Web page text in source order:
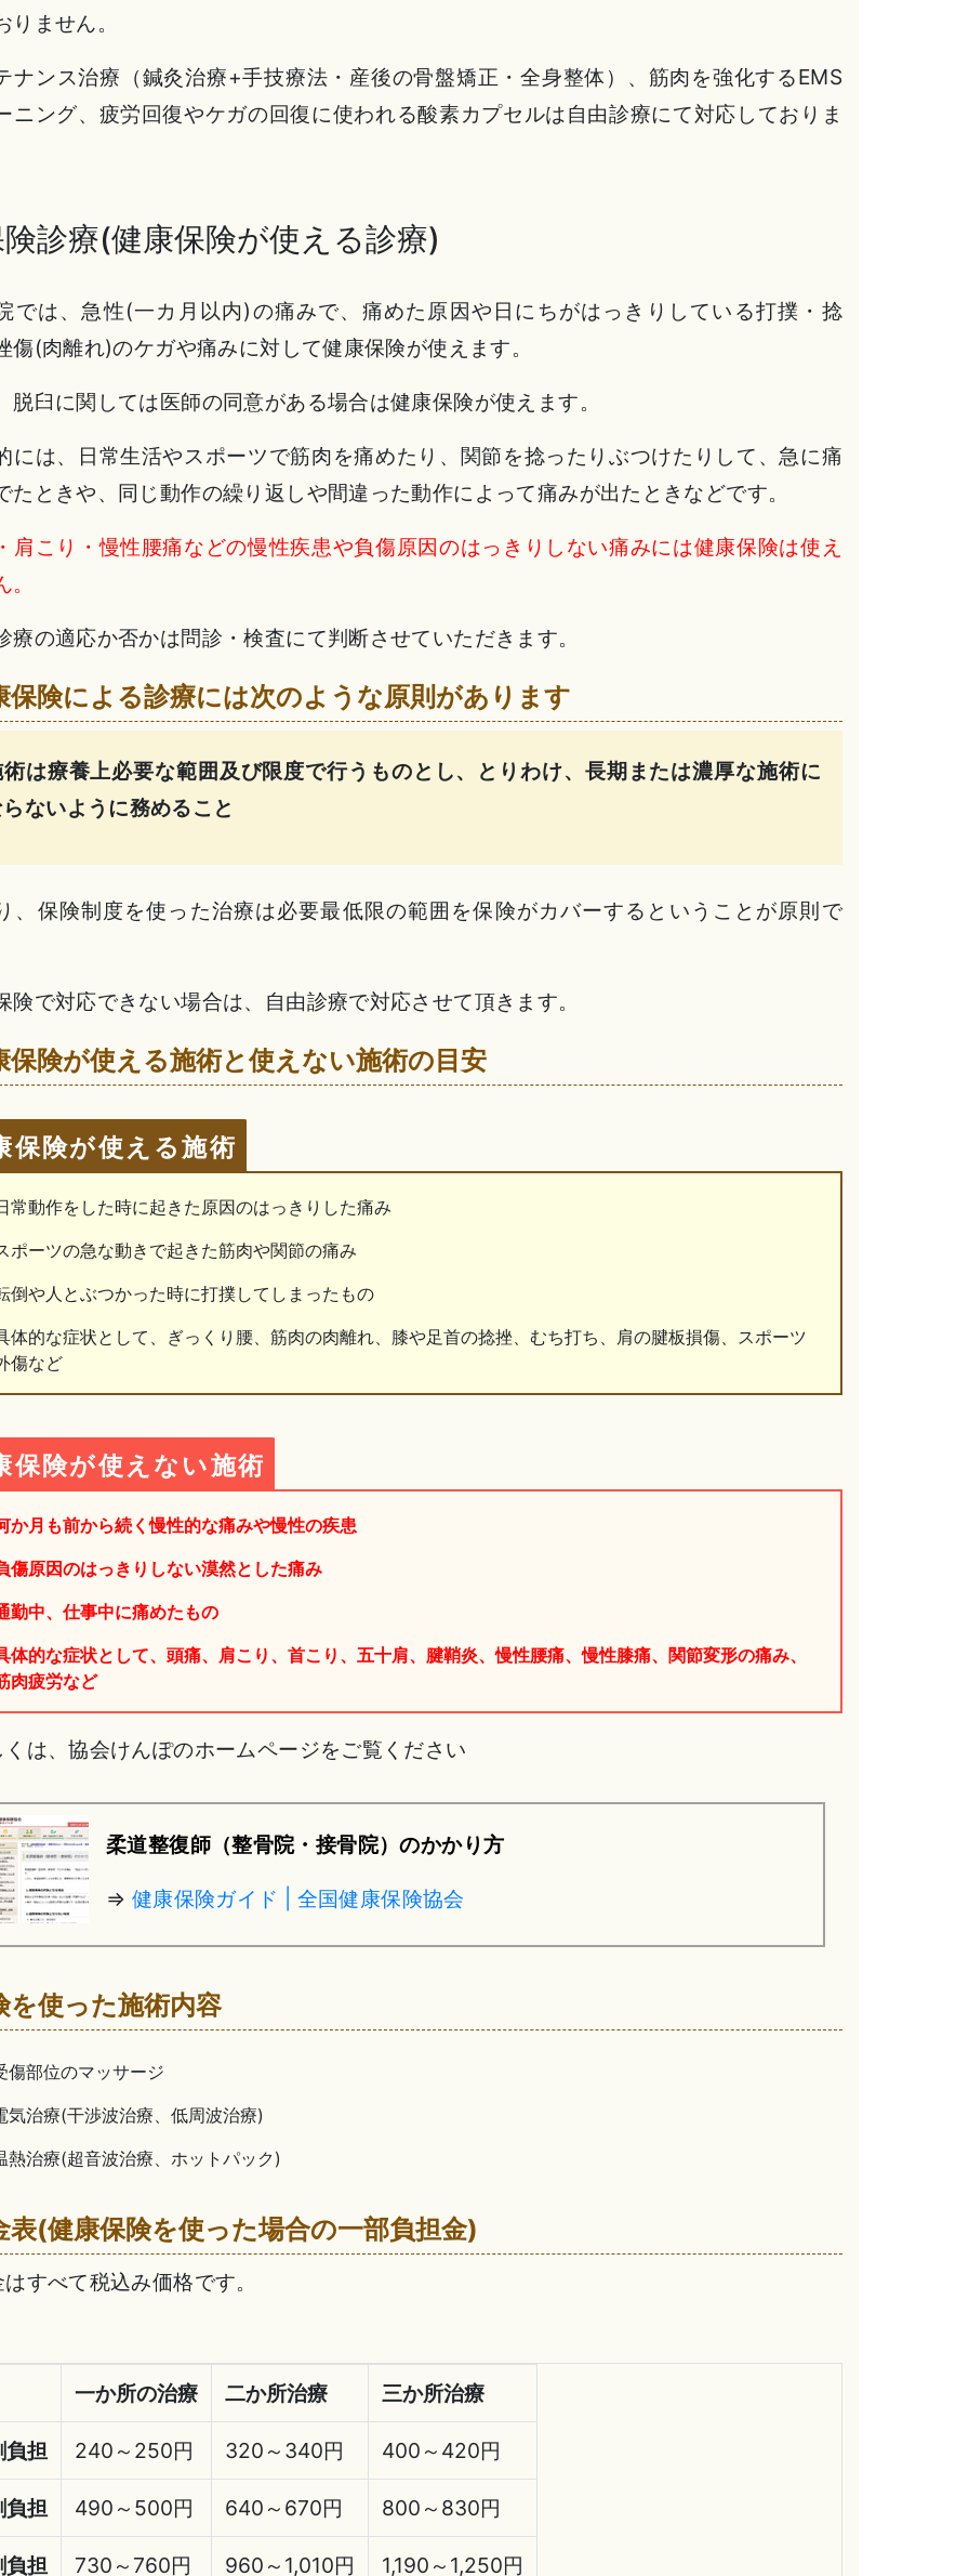
りません。
ナンス治療（鍼灸治療+手技療法・産後の骨盤矯正・全身整体）、筋肉を強化するEMS
ニング、疲労回復やケガの回復に使われる酸素カプセルは自由診療にて対応しておりま
診療(健康保険が使える診療)
では、急性(一カ月以内)の痛みで、痛めた原因や日にちがはっきりしている打撲・捻
傷(肉離れ)のケガや痛みに対して健康保険が使えます。
脱臼に関しては医師の同意がある場合は健康保険が使えます。
には、日常生活やスポーツで筋肉を痛めたり、関節を捻ったりぶつけたりして、急に痛
たときや、同じ動作の繰り返しや間違った動作によって痛みが出たときなどです。
肩こり・慢性腰痛などの慢性疾患や負傷原因のはっきりしない痛みには健康保険は使え
療の適応か否かは問診・検査にて判断させていただきます。
保険による診療には次のような原則があります
は療養上必要な範囲及び限度で行うものとし、とりわけ、長期または濃厚な施術に
ないように務めること
、保険制度を使った治療は必要最低限の範囲を保険がカバーするということが原則で
険で対応できない場合は、自由診療で対応させて頂きます。
保険が使える施術と使えない施術の目安
保険が使える施術
常動作をした時に起きた原因のはっきりした痛み
ポーツの急な動きで起きた筋肉や関節の痛み
倒や人とぶつかった時に打撲してしまったもの
体的な症状として、ぎっくり腰、筋肉の肉離れ、膝や足首の捻挫、むち打ち、肩の腱板損傷、スポーツ
傷など
保険が使えない施術
か月も前から続く慢性的な痛みや慢性の疾患
傷原因のはっきりしない漠然とした痛み
勤中、仕事中に痛めたもの
体的な症状として、頭痛、肩こり、首こり、五十肩、腱鞘炎、慢性腰痛、慢性膝痛、関節変形の痛み、
肉疲労など
は、協会けんぽのホームページをご覧ください
柔道整復師（整骨院・接骨院）のかかり方
⇒ 健康保険ガイド | 全国健康保険協会
を使った施術内容
傷部位のマッサージ
気治療(干渉波治療、低周波治療)
熱治療(超音波治療、ホットパック)
表(健康保険を使った場合の一部負担金)
すべて税込み価格です。
一か所の治療 二か所治療 三か所治療
負担 240～250円 320～340円 400～420円
負担 490～500円 640～670円 800～830円
負担 730～760円 960～1,010円 1,190～1,250円